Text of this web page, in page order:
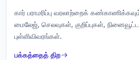
கார் பராமரிப்பு வரலாற்றைக்
மைலேஜ், செலவுகள், குறிப்புகள்,
புள்ளிவிவரங்கள்.
பக்கத்தைத் திற